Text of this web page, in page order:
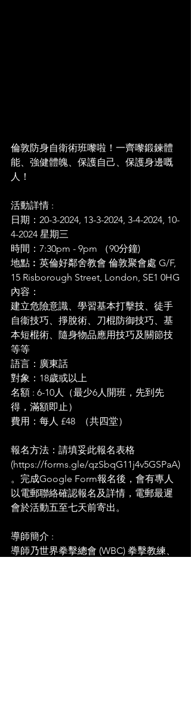
倫敦防身自衛術班嚟啦！一齊嚟鍛鍊體
能、強健體魄、保護自己、保護身邊嘅
人！
活動詳情 :
日期：20-3-2024, 13-3-2024, 3-4-2024, 10-
4-2024 星期三
時間：7:30pm - 9pm （90分鐘)
地點︰英倫好鄰舍教會 倫敦聚會處 G/F,
15 Risborough Street, London, SE1 0HG
內容：
建立危險意識、學習基本打擊技、徒手
自衞技巧、掙脫術、刀棍防御技巧、基
本短棍術、隨身物品應用技巧及關節技
等等
語言：廣東話
對象：18歲或以上
名額 : 6-10人（最少6人開班，先到先
得，滿額即止）
費用：每人 £48  （共四堂）
報名方法：請填妥此報名表格
(https://forms.gle/qzSbqG11j4v5GSPaA)
。完成Google Form報名後，會有專人
以電郵聯絡確認報名及詳情，電郵最遲
會於活動五至七天前寄出。
導師簡介 :
導師乃世界拳擊總會 (WBC) 拳擊教練、